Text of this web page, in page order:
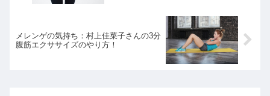
メレンゲの気持ち：村上佳菜子さんの3分
腹筋エクササイズのやり方！